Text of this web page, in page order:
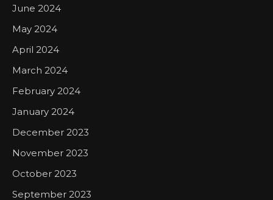
June 2024
May 2024
April 2024
March 2024
February 2024
January 2024
December 2023
November 2023
October 2023
September 2023